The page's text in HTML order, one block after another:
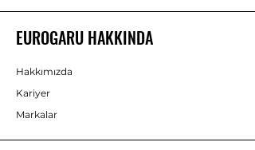
EUROGARU HAKKINDA
Hakkımızda
Kariyer
Markalar